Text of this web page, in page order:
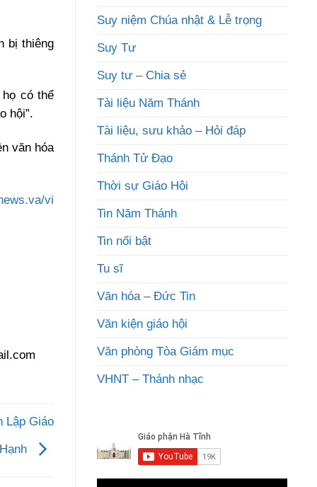
bị thiêng
có thể
hội”.
văn hóa
vi
Lập Giáo
Suy niệm Chúa nhật & Lễ trọng
Suy Tư
Suy tư – Chia sẻ
Tài liệu Năm Thánh
Tài liệu, sưu khảo – Hỏi đáp
Thánh Tử Đạo
Thời sự Giáo Hội
Tin Năm Thánh
Tin nổi bật
Tu sĩ
Văn hóa – Đức Tin
Văn kiện giáo hội
Văn phòng Tòa Giám mục
VHNT – Thánh nhạc